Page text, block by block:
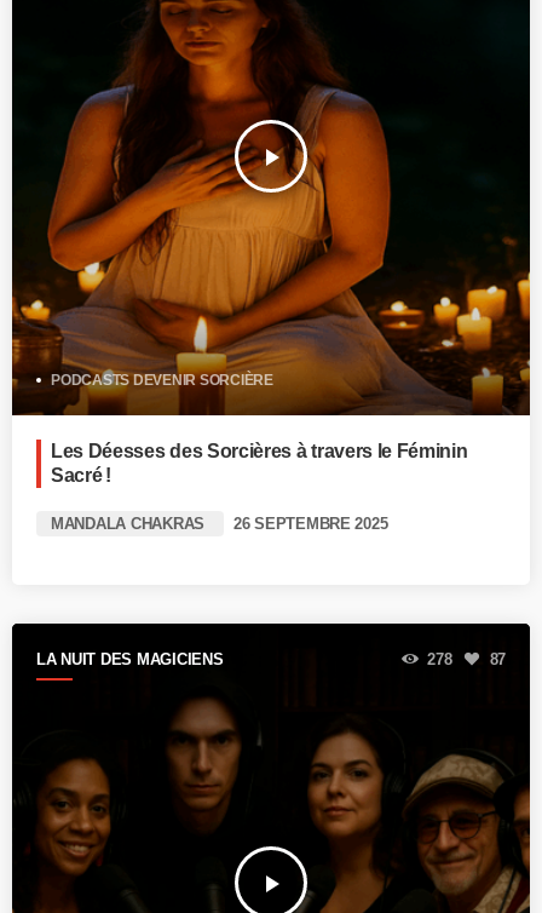
play_arrow
PODCASTS DEVENIR SORCIÈRE
Les Déesses des Sorcières à travers le Féminin
Sacré !
MANDALA CHAKRAS 26 SEPTEMBRE 2025
LA NUIT DES MAGICIENS
play_arrow
278 87